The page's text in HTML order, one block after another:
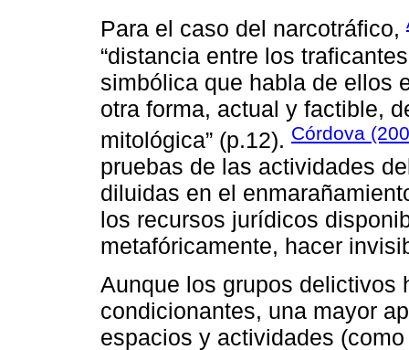
Para el caso del narcotráfico,
“distancia entre los
simbólica que habla de ellos
otra forma, actual y factible,
mitológica” (p.12). Córdova
pruebas de las actividades
diluidas en el
los recursos jurídicos
metafóricamente, hacer
Aunque los grupos delictivos
condicionantes, una mayor
espacios y actividades